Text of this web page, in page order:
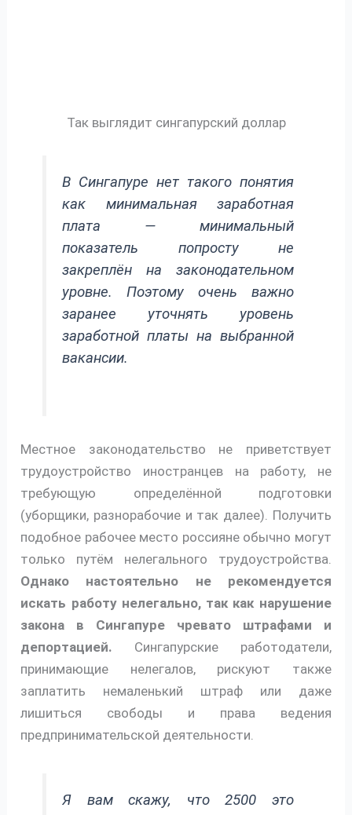
Так выглядит сингапурский доллар
В Сингапуре нет такого понятия
как минимальная заработная
плата — минимальный
показатель попросту не
закреплён на законодательном
уровне. Поэтому очень важно
заранее уточнять уровень
заработной платы на выбранной
вакансии.
Местное законодательство не приветствует
трудоустройство иностранцев на работу, не
требующую определённой подготовки
(уборщики, разнорабочие и так далее). Получить
подобное рабочее место россияне обычно могут
только путём нелегального трудоустройства.
Однако настоятельно не рекомендуется
искать работу нелегально, так как нарушение
закона в Сингапуре чревато штрафами и
депортацией. Сингапурские работодатели,
принимающие нелегалов, рискуют также
заплатить немаленький штраф или даже
лишиться свободы и права ведения
предпринимательской деятельности.
Я вам скажу, что 2500 это